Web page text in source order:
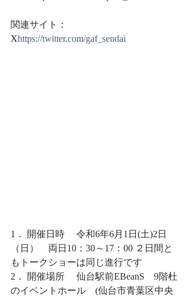
関連サイト：
Xhttps://twitter.com/gaf_sendai
1． 開催日時　 令和6年6月1日(土)2日
（日）　両日10：30～17：00 ２日間と
もトークショーは同じ進行です
2． 開催場所 　仙台駅前EBeanS　9階杜
のイベントホール　(仙台市青葉区中央